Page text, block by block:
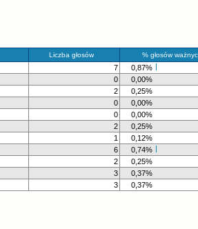
Liczba głosów % głosów
7
0,87%
0
0,00%
2
0,25%
0
0,00%
0
0,00%
2
0,25%
1
0,12%
6
0,74%
2
0,25%
3
0,37%
3 0,37%